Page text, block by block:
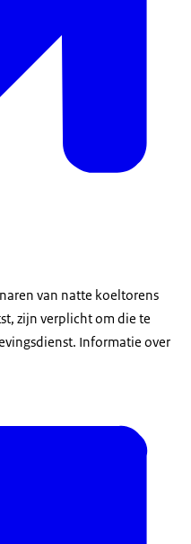
van natte koeltorens
zijn verplicht om die te
Informatie over